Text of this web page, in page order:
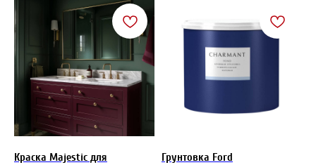
Краска Majestic для
Грунтовка Ford